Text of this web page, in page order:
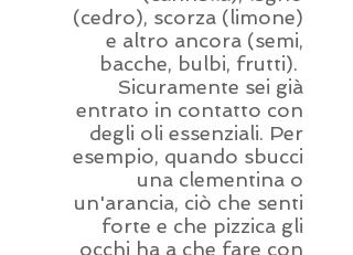
(cedro), scorza (limone)
e altro ancora (semi,
bacche, bulbi, frutti).
Sicuramente sei già
entrato in contatto con
degli oli essenziali. Per
esempio, quando sbucci
una clementina o
un'arancia, ciò che senti
forte e che pizzica gli
occhi ha a che fare con